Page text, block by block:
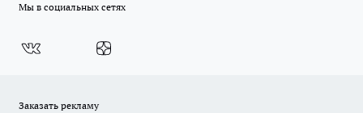
Мы в социальных сетях
Заказать рекламу